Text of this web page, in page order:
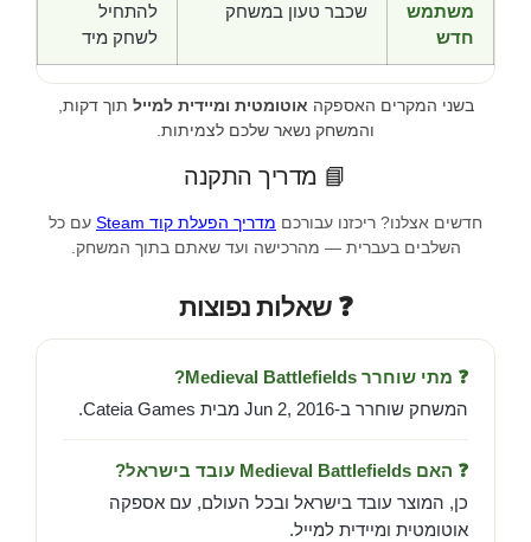
משתמש
חדש
שכבר טעון במשחק
להתחיל
לשחק מיד
בשני המקרים האספקה אוטומטית ומיידית למייל תוך דקות,
והמשחק נשאר שלכם לצמיתות.
📘 מדריך התקנה
חדשים אצלנו? ריכזנו עבורכם מדריך הפעלת קוד Steam
עם כל
השלבים בעברית — מהרכישה ועד שאתם בתוך המשחק.
❓ שאלות נפוצות
❓ מתי שוחרר Medieval Battlefields?
המשחק שוחרר ב-Jun 2, 2016 מבית Cateia Games.
❓ האם Medieval Battlefields עובד בישראל?
כן, המוצר עובד בישראל ובכל העולם, עם אספקה
אוטומטית ומיידית למייל.